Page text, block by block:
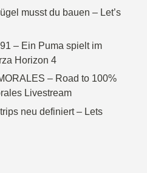
musst du bauen – Let’s
– Ein Puma spielt im
Horizon 4
– Road to 100%
Livestream
neu definiert – Lets